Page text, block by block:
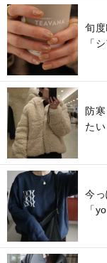
旬
「
防
た
今
「